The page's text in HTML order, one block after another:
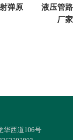
弹原
液压管
厂
华西道106号